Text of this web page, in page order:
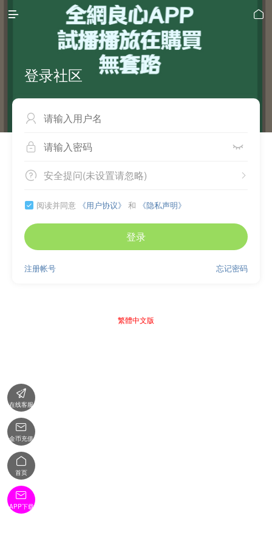
 
登录社区

 
 
安全提问(未设置请忽略)
 阅读并同意 《用户协议》 和 《隐私声明》
登录
忘记密码
注册帐号
繁體中文版

在线客服

金币充值

首页

APP下载